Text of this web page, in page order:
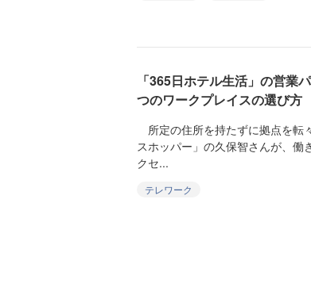
「365日ホテル生活」の営業
つのワークプレイスの選び方
所定の住所を持たずに拠点を転
スホッパー」の久保智さんが、働
クセ...
テレワーク